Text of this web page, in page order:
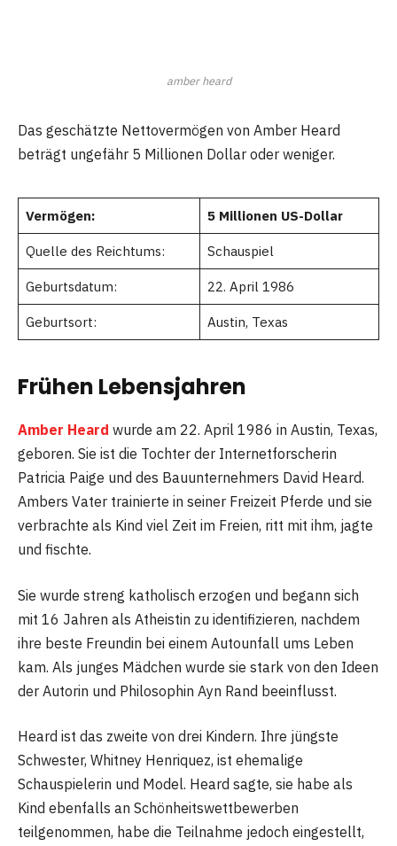
amber heard
Das geschätzte Nettovermögen von Amber Heard
beträgt ungefähr 5 Millionen Dollar oder weniger.
Vermögen: 5 Millionen US-Dollar
Quelle des Reichtums: Schauspiel
Geburtsdatum: 22. April 1986
Geburtsort: Austin, Texas
Frühen Lebensjahren
Amber Heard wurde am 22. April 1986 in Austin, Texas,
geboren. Sie ist die Tochter der Internetforscherin
Patricia Paige und des Bauunternehmers David Heard.
Ambers Vater trainierte in seiner Freizeit Pferde und sie
verbrachte als Kind viel Zeit im Freien, ritt mit ihm, jagte
und fischte.
Sie wurde streng katholisch erzogen und begann sich
mit 16 Jahren als Atheistin zu identifizieren, nachdem
ihre beste Freundin bei einem Autounfall ums Leben
kam. Als junges Mädchen wurde sie stark von den Ideen
der Autorin und Philosophin Ayn Rand beeinflusst.
Heard ist das zweite von drei Kindern. Ihre jüngste
Schwester, Whitney Henriquez, ist ehemalige
Schauspielerin und Model. Heard sagte, sie habe als
Kind ebenfalls an Schönheitswettbewerben
teilgenommen, habe die Teilnahme jedoch eingestellt,